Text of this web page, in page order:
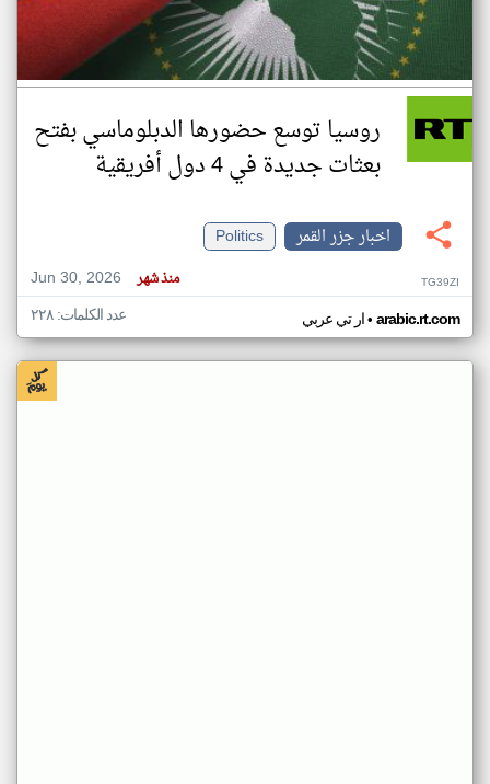
روسيا توسع حضورها الدبلوماسي بفتح
بعثات جديدة في 4 دول أفريقية
اخبار جزر القمر
Politics
Jun 30, 2026
منذ شهر TG39ZI
ار تي عربي• arabic.rt.com عدد الكلمات: ٢٢٨